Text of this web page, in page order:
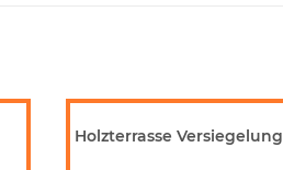
Holzterrasse Versiegelung